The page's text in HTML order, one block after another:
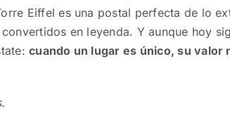
Eiffel es una postal perfecta de lo
en leyenda. Y aunque hoy
cuando un lugar es único, su valor